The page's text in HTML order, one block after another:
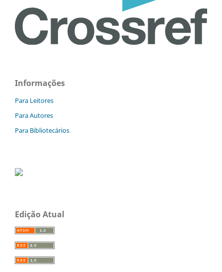
Informações
Para Leitores
Para Autores
Para Bibliotecários
Edição Atual